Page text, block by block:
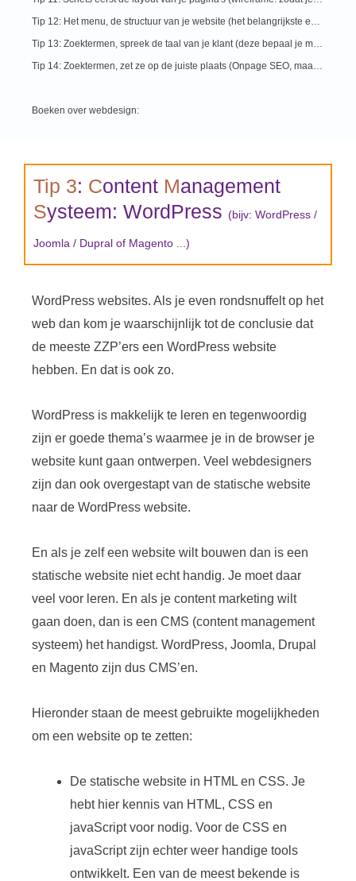
Tip 12: Het menu, de structuur van je website (het belangrijkste eerst: dit geld ook voor je menu)
Tip 13: Zoektermen, spreek de taal van je klant (deze bepaal je met bijv. de zoekwoordenplanner van Google)
Tip 14: Zoektermen, zet ze op de juiste plaats (Onpage SEO, maar ook interne links zijn belangrijk)
Boeken over webdesign:
Tip 3: Content Management
Systeem: WordPress (bijv: WordPress /
Joomla / Dupral of Magento ...)
WordPress websites. Als je even rondsnuffelt op het
web dan kom je waarschijnlijk tot de conclusie dat
de meeste ZZP’ers een WordPress website
hebben. En dat is ook zo.
WordPress is makkelijk te leren en tegenwoordig
zijn er goede thema’s waarmee je in de browser je
website kunt gaan ontwerpen. Veel webdesigners
zijn dan ook overgestapt van de statische website
naar de WordPress website.
En als je zelf een website wilt bouwen dan is een
statische website niet echt handig. Je moet daar
veel voor leren. En als je content marketing wilt
gaan doen, dan is een CMS (content management
systeem) het handigst. WordPress, Joomla, Drupal
en Magento zijn dus CMS’en.
Hieronder staan de meest gebruikte mogelijkheden
om een website op te zetten:
De statische website in HTML en CSS. Je
hebt hier kennis van HTML, CSS en
javaScript voor nodig. Voor de CSS en
javaScript zijn echter weer handige tools
ontwikkelt. Een van de meest bekende is